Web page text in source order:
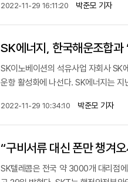
2022-11-29 16:11:20 박준모 기자
SK에너지, 한국해운조합과
SK이노베이션의 석유사업 자회사 SK
운항 활성화에 나선다. SK에너지는
2022-11-29 10:34:10 박준모 기자
“구비서류 대신 폰만 챙겨
SK텔레콤은 전국 약 3000개 대리점